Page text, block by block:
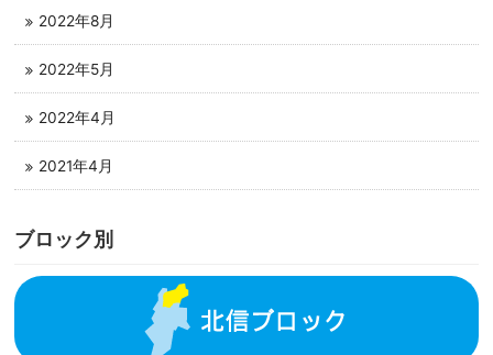
2022年8月
2022年5月
2022年4月
2021年4月
ブロック別